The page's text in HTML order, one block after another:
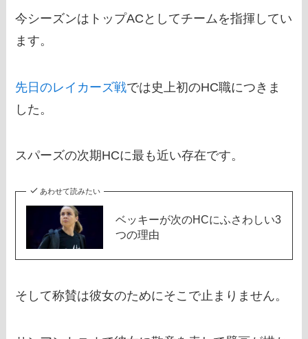
今シーズンはトップACとしてチームを指揮してい
ます。
先日のレイカーズ戦では史上初のHC職につきま
した。
スパーズの次期HCに最も近い存在です。
あわせて読みたい
ベッキーが次のHCにふさわしい3
つの理由
そして称賛は彼女のためにそこで止まりません。